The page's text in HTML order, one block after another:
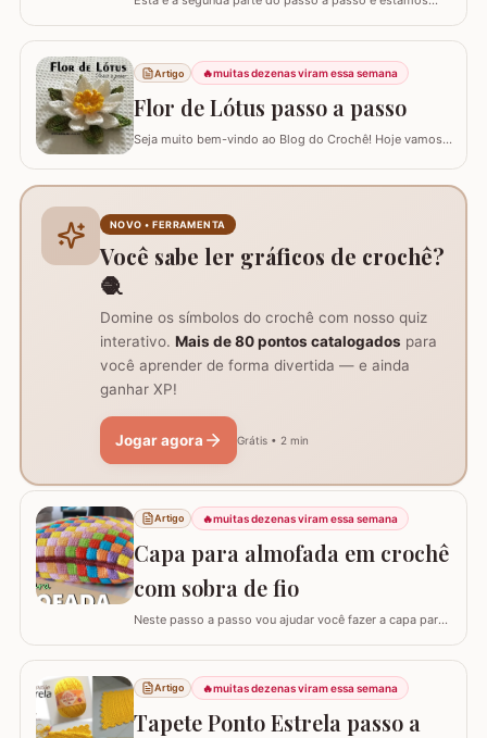
Se está procurando o início do trabalho visite o link
abaixo onde também temos a lista completa de
materiais. Centro de mesa com flor de pêssego - Parte 1
Tamanho do trabalho pronto: 60 cm de…
Artigo 🔥muitas dezenas viram essa semana
Flor de Lótus passo a passo
Seja muito bem-vindo ao Blog do Crochê! Hoje vamos
crie uma peça volumosa e encantadora, perfeita para
trilhos de mesa, aplicações em tapetes ou…
NOVO • FERRAMENTA
Você sabe ler gráficos de crochê?
🧶
Domine os símbolos do crochê com nosso quiz
interativo. Mais de 80 pontos catalogados para
você aprender de forma divertida — e ainda
ganhar XP!
Jogar agora Grátis • 2 min
Artigo 🔥muitas dezenas viram essa semana
Capa para almofada em crochê
com sobra de fio
Neste passo a passo vou ajudar você fazer a capa para
passo a passo do tapete, mas desta vez vou mostrar
como é super fácil fazer um modelo quadrado com as
bordas retas. O passo a passo está bem detalhado,
mas se sentir alguma dificuldade deixe um…
Artigo 🔥muitas dezenas viram essa semana
Tapete Ponto Estrela passo a